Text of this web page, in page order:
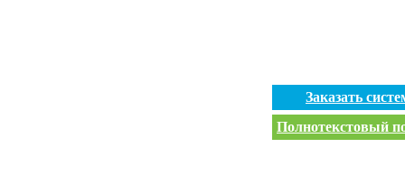
Заказать
Полнотекстовый